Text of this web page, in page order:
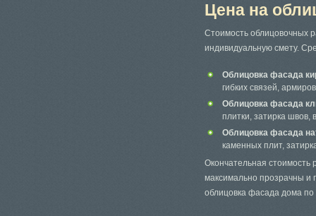
Цена на
Стоимость облицовочных
индивидуальную смету.
Облицовка фасада
гибких связей,
Облицовка фасада
плитки, затирка швов,
Облицовка фасада
каменных плит,
Окончательная стоимость
максимально прозрачны
облицовка фасада дома по